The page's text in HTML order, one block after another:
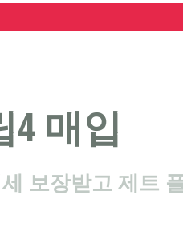
4 매입
보장받고 제트